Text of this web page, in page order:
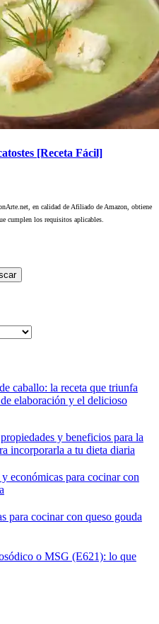
[Receta Fácil]
en calidad de Afiliado de Amazon, obtiene
cumplen los requisitos aplicables.
caballo: la receta que triunfa
elaboración y el delicioso
y beneficios para la
incorporarla a tu dieta diaria
económicas para cocinar con
para cocinar con queso gouda
o MSG (E621): lo que